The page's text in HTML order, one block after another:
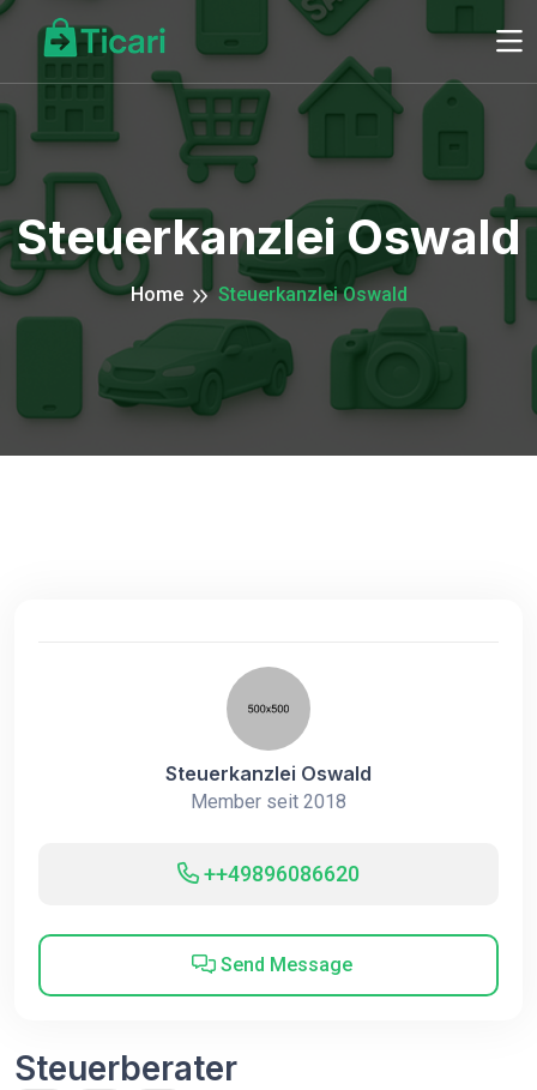
Steuerkanzlei Oswald
Home Steuerkanzlei Oswald
Steuerkanzlei Oswald
Member seit 2018
++49896086620
Send Message
Steuerberater